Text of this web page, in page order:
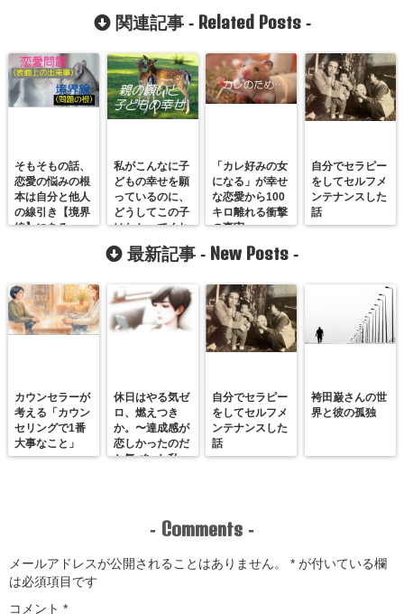
関連記事 - Related Posts-
そもそもの話、
恋愛の悩みの根
本は自分と他人
の線引き【境界
線】にある。
私がこんなに子
どもの幸せを願
っているのに、
どうしてこの子
はわかってくれ
ないの？
「カレ好みの女
になる」が幸せ
な恋愛から100
キロ離れる衝撃
の事実
自分でセラピー
をしてセルフメ
ンテナンスした
話
最新記事 - New Posts -
カウンセラーが
考える「カウン
セリングで1番
大事なこと」
休日はやる気ゼ
ロ、燃えつき
か。〜達成感が
恋しかったのだ
と気づいた私
自分でセラピー
をしてセルフメ
ンテナンスした
話
袴田巌さんの世
界と彼の孤独
- Comments -
メールアドレスが公開されることはありません。 * が付いている欄
は必須項目です
コメント *